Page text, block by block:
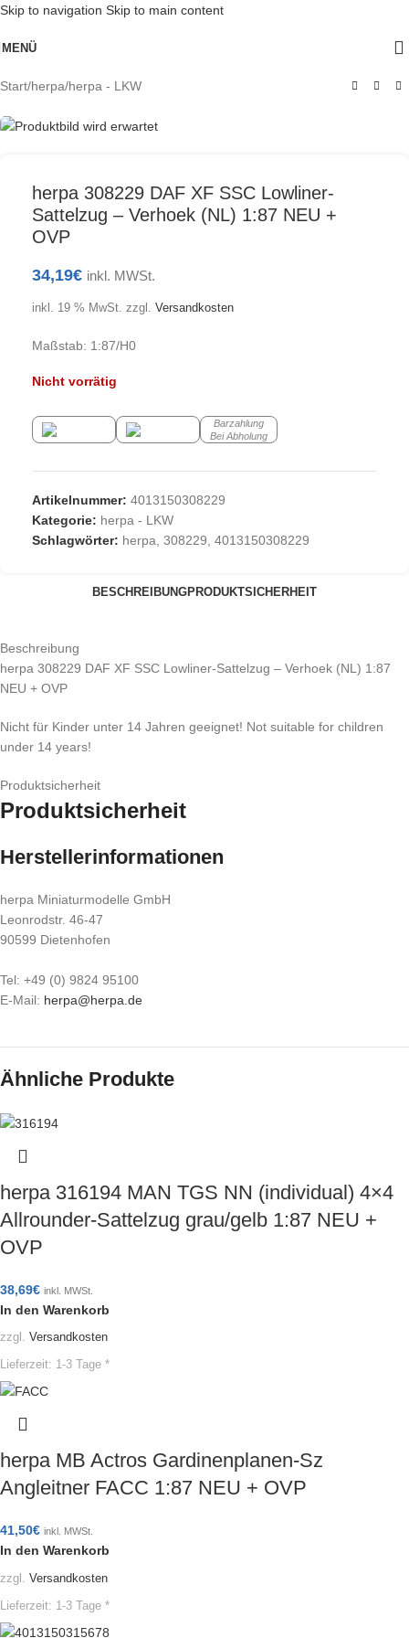
Skip to navigation Skip to main content
MENÜ
Start/herpa/herpa - LKW
Ausverkauft
herpa 308229 DAF XF SSC Lowliner-
Sattelzug – Verhoek (NL) 1:87 NEU +
OVP
34,19€ inkl. MWSt.
inkl. 19 % MwSt. zzgl. Versandkosten
Maßstab: 1:87/H0
Nicht vorrätig
Barzahlung
Bei Abholung
Artikelnummer: 4013150308229
Kategorie: herpa - LKW
Schlagwörter: herpa, 308229, 4013150308229
BESCHREIBUNGPRODUKTSICHERHEIT
Beschreibung
herpa 308229 DAF XF SSC Lowliner-Sattelzug – Verhoek (NL) 1:87
NEU + OVP
Nicht für Kinder unter 14 Jahren geeignet! Not suitable for children
under 14 years!
Produktsicherheit
Produktsicherheit
Herstellerinformationen
herpa Miniaturmodelle GmbH
Leonrodstr. 46-47
90599 Dietenhofen
Tel: +49 (0) 9824 95100
E-Mail: herpa@herpa.de
Ähnliche Produkte
herpa 316194 MAN TGS NN (individual) 4×4
Allrounder-Sattelzug grau/gelb 1:87 NEU +
OVP
38,69€ inkl. MWSt.
In den Warenkorb
zzgl. Versandkosten
Lieferzeit: 1-3 Tage *
herpa MB Actros Gardinenplanen-Sz
Angleitner FACC 1:87 NEU + OVP
41,50€ inkl. MWSt.
In den Warenkorb
zzgl. Versandkosten
Lieferzeit: 1-3 Tage *